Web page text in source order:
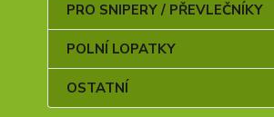
PRO SNIPERY / PŘEVLEČNÍKY
POLNÍ LOPATKY
OSTATNÍ